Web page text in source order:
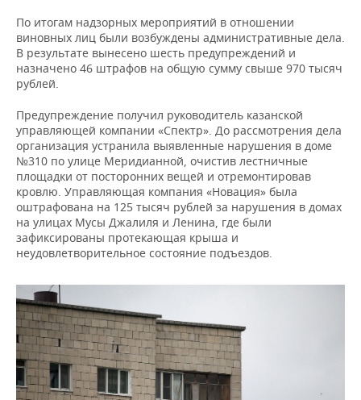
ФИГУРНОЕ КАТАНИЕ
ВОДНЫЕ ВИДЫ СПОРТА
ХОККЕЙ С МЯЧОМ
МЕДИЦИНА
ОБРАЗОВАНИЕ
ПРОИСШЕСТВИЯ
По итогам надзорных мероприятий в отношении
виновных лиц были возбуждены административные дела.
В результате вынесено шесть предупреждений и
назначено 46 штрафов на общую сумму свыше 970 тысяч
рублей.
Предупреждение получил руководитель казанской
управляющей компании «Спектр». До рассмотрения дела
организация устранила выявленные нарушения в доме
№310 по улице Меридианной, очистив лестничные
площадки от посторонних вещей и отремонтировав
кровлю. Управляющая компания «Новация» была
оштрафована на 125 тысяч рублей за нарушения в домах
на улицах Мусы Джалиля и Ленина, где были
зафиксированы протекающая крыша и
неудовлетворительное состояние подъездов.